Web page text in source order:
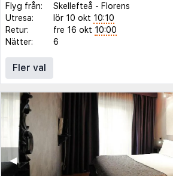
Flyg från: Skellefteå - Florens
Utresa:
lör 10 okt 10:10
Retur:
fre 16 okt 10:00
Nätter:
6
Fler val
◀︎